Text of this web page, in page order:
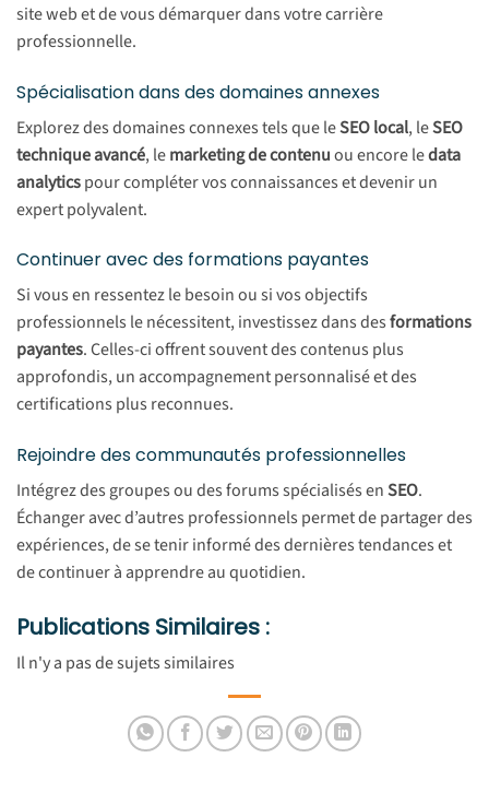
site web et de vous démarquer dans votre carrière
professionnelle.
Spécialisation dans des domaines annexes
Explorez des domaines connexes tels que leSEO local, leSEO
technique avancé, lemarketing de contenuou encore ledata
analyticspour compléter vos connaissances et devenir un
expert polyvalent.
Continuer avec des formations payantes
Si vous en ressentez le besoin ou si vos objectifs
professionnels le nécessitent, investissez dans desformations
payantes. Celles-ci offrent souvent des contenus plus
approfondis, un accompagnement personnalisé et des
certifications plus reconnues.
Rejoindre des communautés professionnelles
Intégrez des groupes ou des forums spécialisés enSEO.
Échanger avec d’autres professionnels permet de partager des
expériences, de se tenir informé des dernières tendances et
de continuer à apprendre au quotidien.
Publications Similaires :
Il n'y a pas de sujets similaires